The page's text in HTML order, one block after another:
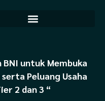
untuk Membuka
Peluang Usaha
2 dan 3 “